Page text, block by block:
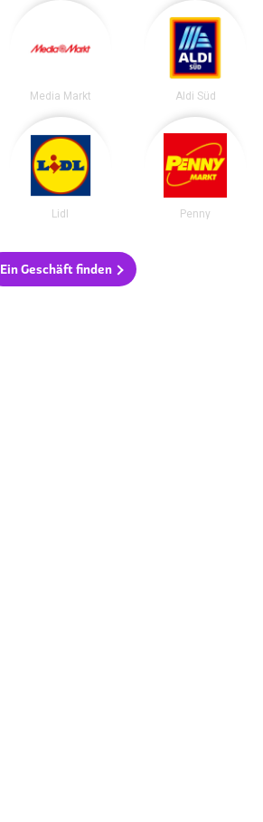
Media Markt Aldi Süd
Lidl Penny
Ein Geschäft finden